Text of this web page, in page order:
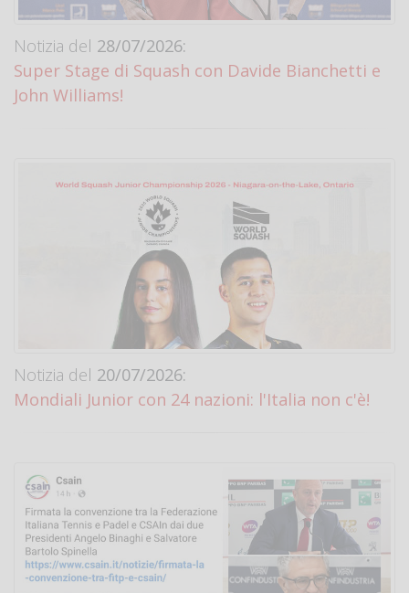
Notizia del 28/07/2026:
Super Stage di Squash con Davide Bianchetti e
John Williams!
Notizia del 20/07/2026:
Mondiali Junior con 24 nazioni: l'Italia non c'è!